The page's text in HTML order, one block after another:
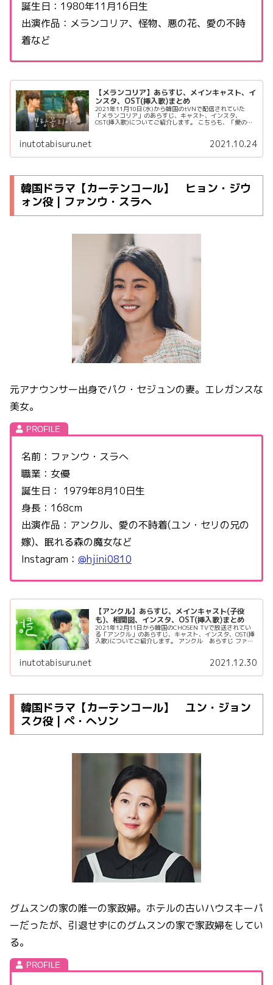
誕生日：1980年11月16日生
出演作品：メランコリア、怪物、悪の花、愛の不時
着など
【メランコリア】あらすじ、メインキャスト、イ
ンスタ、OST(挿入歌)まとめ
2021年11月10日(水)から韓国のtVNで配信されていた
「メランコリア」のあらすじ、キャスト、インスタ、
OST(挿入歌)についてご紹介します。 こちらも、「愛の不
時着」「トッケビ」など有名作品を数多く輩出している
inutotabisuru.net 2021.10.24
韓国ドラマ【カーテンコール】 ヒョン・ジウ
ォン役 | ファンウ・スラへ
元アナウンサー出身でパク・セジュンの妻。エレガンスな
美女。
名前：ファンウ・スラへ
職業：女優
誕生日： 1979年8月10日生
身長：168cm
出演作品：アンクル、愛の不時着(ユン・セリの兄の
嫁)、眠れる森の魔女など
Instagram： @hjini0810
【アンクル】あらすじ、メインキャスト(子役
も)、相関図、インスタ、OST(挿入歌)まとめ
2021年12月11日から韓国のCHOSEN TVで放送されてい
る「アンクル」のあらすじ、キャスト、インスタ、OST(挿
入歌)についてご紹介します。 アンクル あらすじ ファン
も将来性もない落ちぶれたミュージシャンである主人公の
inutotabisuru.net 2021.12.30
韓国ドラマ【カーテンコール】 ユン・ジョン
スク役 | ぺ・へソン
グムスンの家の唯一の家政婦。ホテルの古いハウスキーパ
ーだったが、引退せずにのグムスンの家で家政婦をしてい
る。